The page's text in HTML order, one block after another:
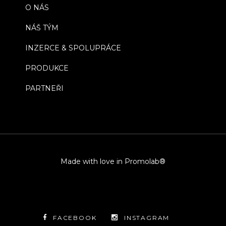
O NÁS
NÁŠ TÝM
INZERCE & SPOLUPRÁCE
PRODUKCE
PARTNEŘI
Made with love in Promolab®
FACEBOOK INSTAGRAM